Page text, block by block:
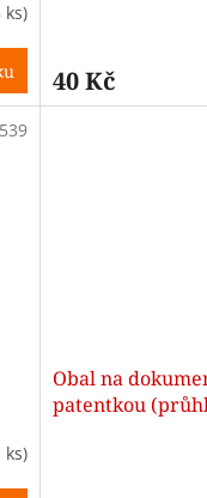
ks)
40 Kč
ks)
Obal na
patentkou